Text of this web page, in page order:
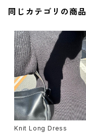
同じカテゴリの商品
Knit Long Dress